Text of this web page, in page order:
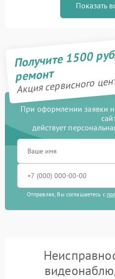
Показать
Получите 1500
ремонт
Акция сервисного
При оформлении заявки
действует
Отправляя, Вы соглашаетесь с